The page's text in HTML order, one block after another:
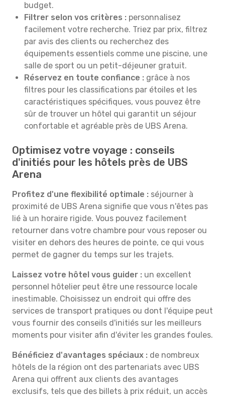
budget.
Filtrer selon vos critères : personnalisez
facilement votre recherche. Triez par prix, filtrez
par avis des clients ou recherchez des
équipements essentiels comme une piscine, une
salle de sport ou un petit-déjeuner gratuit.
Réservez en toute confiance : grâce à nos
filtres pour les classifications par étoiles et les
caractéristiques spécifiques, vous pouvez être
sûr de trouver un hôtel qui garantit un séjour
confortable et agréable près de UBS Arena.
Optimisez votre voyage : conseils
d'initiés pour les hôtels près de UBS
Arena
Profitez d'une flexibilité optimale : séjourner à
proximité de UBS Arena signifie que vous n'êtes pas
lié à un horaire rigide. Vous pouvez facilement
retourner dans votre chambre pour vous reposer ou
visiter en dehors des heures de pointe, ce qui vous
permet de gagner du temps sur les trajets.
Laissez votre hôtel vous guider : un excellent
personnel hôtelier peut être une ressource locale
inestimable. Choisissez un endroit qui offre des
services de transport pratiques ou dont l'équipe peut
vous fournir des conseils d'initiés sur les meilleurs
moments pour visiter afin d'éviter les grandes foules.
Bénéficiez d'avantages spéciaux : de nombreux
hôtels de la région ont des partenariats avec UBS
Arena qui offrent aux clients des avantages
exclusifs, tels que des billets à prix réduit, un accès